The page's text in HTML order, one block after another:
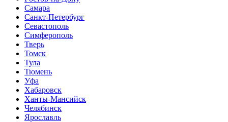
Самара
Санкт-Петербург
Севастополь
Симферополь
Тверь
Томск
Тула
Тюмень
Уфа
Хабаровск
Ханты-Мансийск
Челябинск
Ярославль